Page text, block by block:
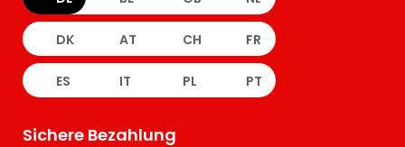
DK AT CH FR
ES IT PL PT
Sichere Bezahlung